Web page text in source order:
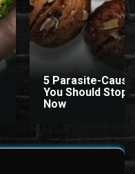
5 Parasite-
You Should Stop
Now